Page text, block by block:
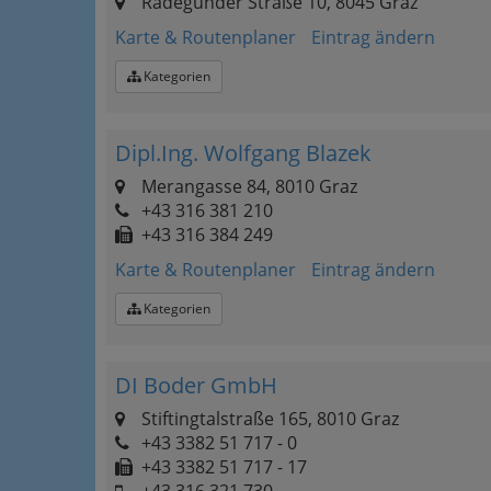
Karte & Routenplaner
Eintrag ändern
Kategorien
Dipl.Ing. Wolfgang Blazek
Merangasse 84, 8010 Graz
+43 316 381 210
+43 316 384 249
Karte & Routenplaner
Eintrag ändern
Kategorien
DI Boder GmbH
Stiftingtalstraße 165, 8010 Graz
+43 3382 51 717 - 0
+43 3382 51 717 - 17